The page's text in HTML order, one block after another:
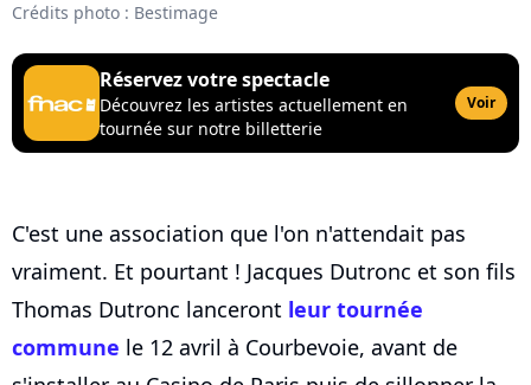
Crédits photo : Bestimage
Réservez votre spectacle
Découvrez les artistes actuellement en
tournée sur notre billetterie
Voir
C'est une association que l'on n'attendait pas
vraiment. Et pourtant ! Jacques Dutronc et son fils
Thomas Dutronc lanceront leur tournée
commune le 12 avril à Courbevoie, avant de